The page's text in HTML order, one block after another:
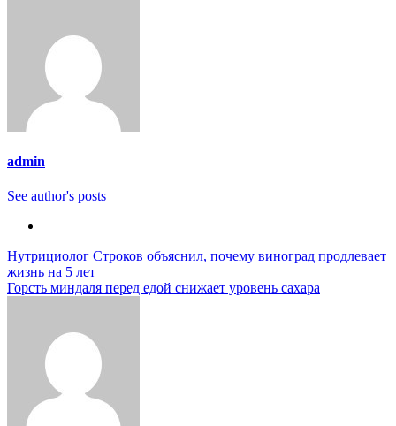
admin
See author's posts
Навигация
по
Нутрициолог Строков объяснил, почему виноград продлевает
жизнь на 5 лет
Горсть миндаля перед едой снижает уровень сахара